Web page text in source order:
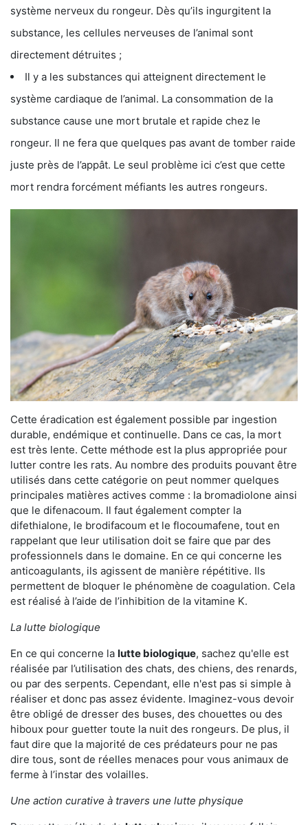
système nerveux du rongeur. Dès qu’ils ingurgitent la
substance, les cellules nerveuses de l’animal sont
directement détruites ;
Il y a les substances qui atteignent directement le
système cardiaque de l’animal. La consommation de la
substance cause une mort brutale et rapide chez le
rongeur. Il ne fera que quelques pas avant de tomber raide
juste près de l’appât. Le seul problème ici c’est que cette
mort rendra forcément méfiants les autres rongeurs.
Cette éradication est également possible par ingestion
durable, endémique et continuelle. Dans ce cas, la mort
est très lente. Cette méthode est la plus appropriée pour
lutter contre les rats. Au nombre des produits pouvant être
utilisés dans cette catégorie on peut nommer quelques
principales matières actives comme : la bromadiolone ainsi
que le difenacoum. Il faut également compter la
difethialone, le brodifacoum et le flocoumafene, tout en
rappelant que leur utilisation doit se faire que par des
professionnels dans le domaine. En ce qui concerne les
anticoagulants, ils agissent de manière répétitive. Ils
permettent de bloquer le phénomène de coagulation. Cela
est réalisé à l’aide de l’inhibition de la vitamine K.
La lutte biologique
En ce qui concerne la lutte biologique, sachez qu'elle est
réalisée par l’utilisation des chats, des chiens, des renards,
ou par des serpents. Cependant, elle n'est pas si simple à
réaliser et donc pas assez évidente. Imaginez-vous devoir
être obligé de dresser des buses, des chouettes ou des
hiboux pour guetter toute la nuit des rongeurs. De plus, il
faut dire que la majorité de ces prédateurs pour ne pas
dire tous, sont de réelles menaces pour vous animaux de
ferme à l’instar des volailles.
Une action curative à travers une lutte physique